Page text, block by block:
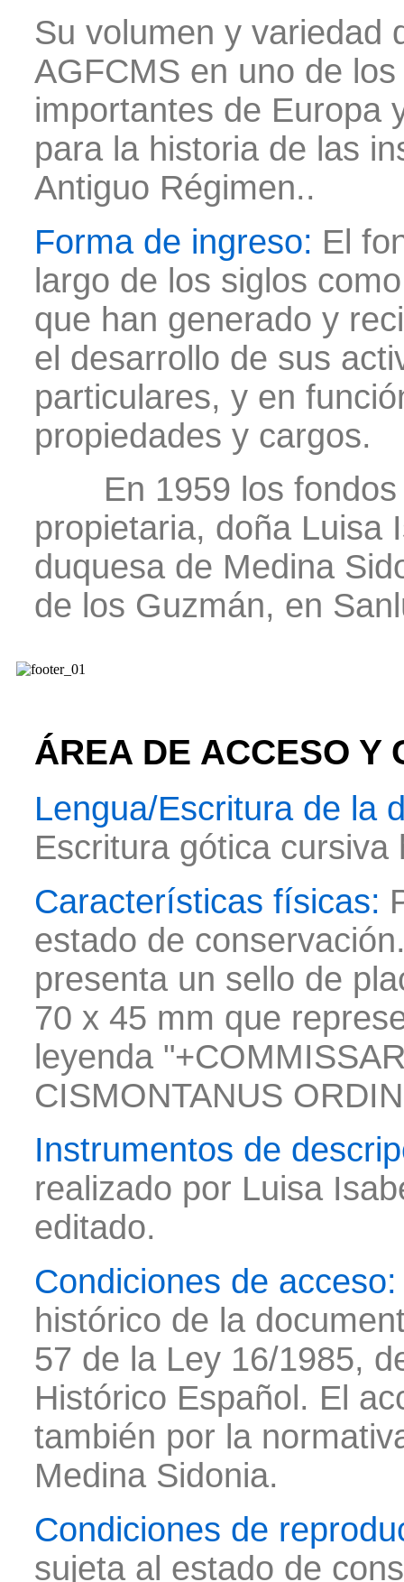
Su volumen y variedad
AGFCMS en uno de
importantes de Europa
para la historia de las
Antiguo Régimen..
Forma de ingreso: El
largo de los siglos
que han generado y
el desarrollo de sus
particulares, y en
propiedades y cargos.
En 1959 los fondos
propietaria, doña Luisa
duquesa de Medina
de los Guzmán, en
ÁREA DE ACCESO Y
Lengua/Escritura de la
Escritura gótica cursiva
Características físicas:
estado de
presenta un sello de
70 x 45 mm que
leyenda
CISMONTANUS
Instrumentos de
realizado por Luisa
editado.
Condiciones de acceso:
histórico de la
57 de la Ley 16/1985,
Histórico Español. El
también por la
Medina Sidonia.
Condiciones de
sujeta al estado de